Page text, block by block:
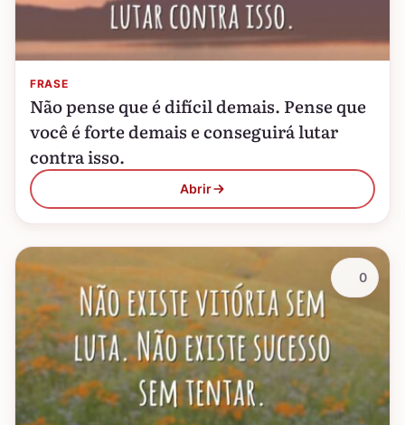
FRASE
Não pense que é difícil demais. Pense que
você é forte demais e conseguirá lutar
contra isso.
Abrir
0